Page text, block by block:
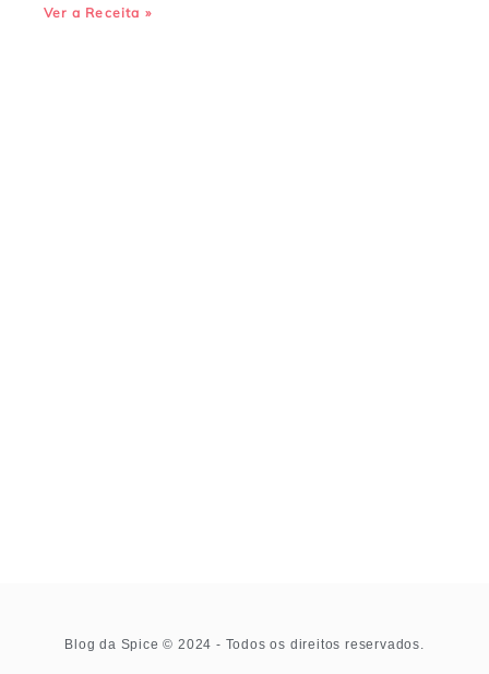
Ver a Receita »
Blog da Spice © 2024 - Todos os direitos reservados.